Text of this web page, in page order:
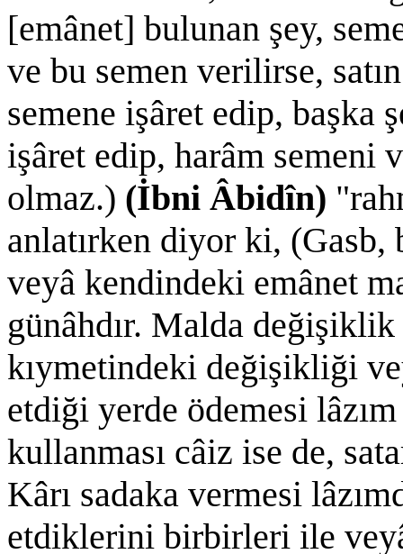
[emânet] bulunan şey,
ve bu semen verilirse,
semene işâret edip, başka
işâret edip, harâm semeni
olmaz.) (İbni Âbidîn)
anlatırken diyor ki, (Gasb,
veyâ kendindeki emânet
günâhdır. Malda
kıymetindeki değişikliği
etdiği yerde ödemesi
kullanması câiz ise de,
Kârı sadaka vermesi
etdiklerini birbirleri ile